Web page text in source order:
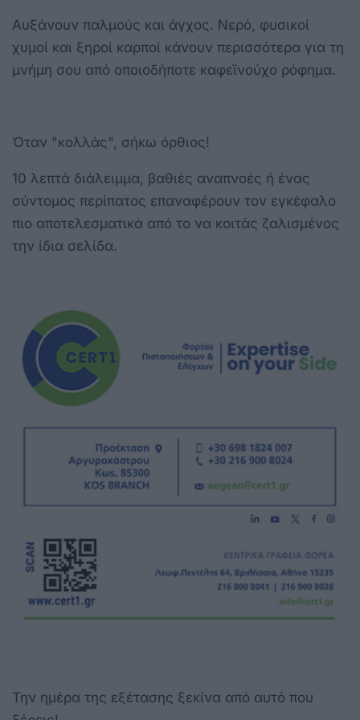
Αυξάνουν παλμούς και άγχος. Νερό, φυσικοί
χυμοί και ξηροί καρποί κάνουν περισσότερα για τη
μνήμη σου από οποιοδήποτε καφεϊνούχο ρόφημα.
Όταν "κολλάς", σήκω όρθιος!
10 λεπτά διάλειμμα, βαθιές αναπνοές ή ένας
σύντομος περίπατος επαναφέρουν τον εγκέφαλο
πιο αποτελεσματικά από το να κοιτάς ζαλισμένος
την ίδια σελίδα.
Την ημέρα της εξέτασης ξεκίνα από αυτό που